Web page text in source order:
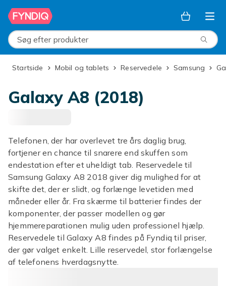
Spring til hovedindhold
Søg efter produkter
Startside Mobil og tablets Reservedele Samsung
Galaxy A8 (2018)
Telefonen, der har overlevet tre års daglig brug,
fortjener en chance til snarere end skuffen som
endestation efter et uheldigt tab. Reservedele til
Samsung Galaxy A8 2018 giver dig mulighed for at
skifte det, der er slidt, og forlænge levetiden med
måneder eller år. Fra skærme til batterier findes der
komponenter, der passer modellen og gør
hjemmereparationen mulig uden professionel hjælp.
Reservedele til Galaxy A8 findes på Fyndiq til priser,
der gør valget enkelt. Lille reservedel, stor forlængelse
af telefonens hverdagsnytte.